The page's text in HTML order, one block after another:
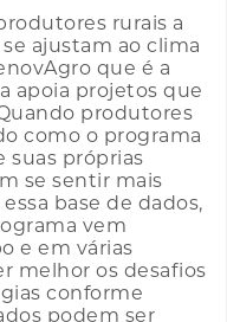
rurais a
ajustam ao clima
que é a
apoia projetos que
produtores
como o programa
suas próprias
se sentir mais
base de dados,
vem
e em várias
melhor os desafios
conforme
podem ser